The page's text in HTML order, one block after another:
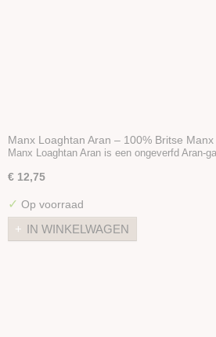
Manx Loaghtan Aran – 100% Britse
Manx Loaghtan Aran is een ongeverfd Aran-
€ 12,75
✓ Op voorraad
IN WINKELWAGEN